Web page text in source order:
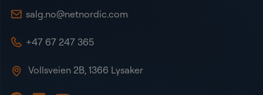
salg.no@netnordic.com
+47 67 247 365
Vollsveien 2B, 1366 Lysaker